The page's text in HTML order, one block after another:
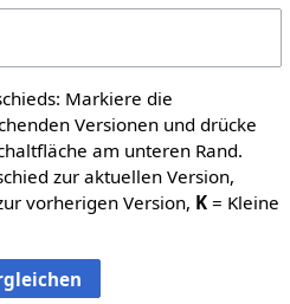
Markiere die
Versionen und drücke
am unteren Rand.
zur aktuellen Version,
vorherigen Version, K= Kleine